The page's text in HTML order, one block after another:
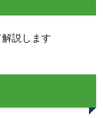
説します